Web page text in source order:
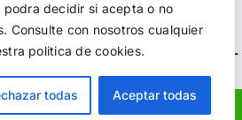
podra decidir si acepta o no
Consulte con nosotros cualquier
politica de cookies.
todas Aceptar todas
$visibility_homepage in
wp-content/plugins/kn-
on line71
Aceptar todo
Rechazar
Configurar